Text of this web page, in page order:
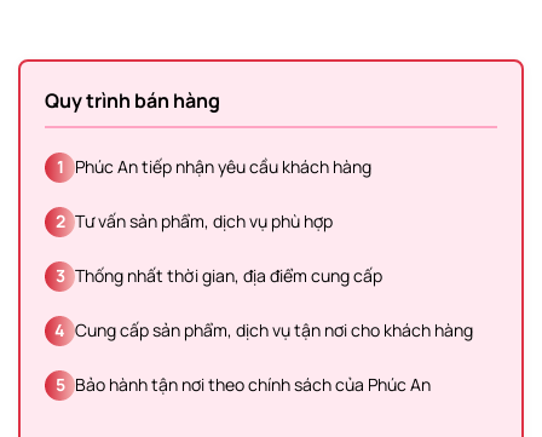
Quy trình bán hàng
1 Phúc An tiếp nhận yêu cầu khách hàng
2 Tư vấn sản phẩm, dịch vụ phù hợp
3 Thống nhất thời gian, địa điểm cung cấp
4 Cung cấp sản phẩm, dịch vụ tận nơi cho khách hàng
5 Bảo hành tận nơi theo chính sách của Phúc An